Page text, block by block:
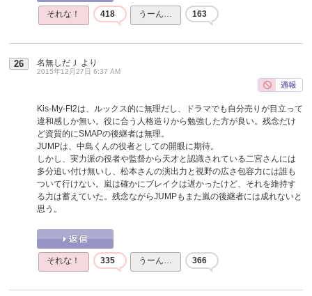
それな！ 418 うーん… 163
26 名無しだＪ より
2015年12月27日 6:37 AM
Kis-My-Ft2は、ルックス的に無理だし、ドラマでも自分売りが目立って
違和感しか無い。役に合う人格造りから勉強した方が良い。残念だけ
ど資質的にSMAPの後継者は無理。
JUMPは、中島くんの役者としての開眼に期待。
しかし、実力派の役者や監督から天才と認識されている二宮さんには
多分追い付け無いし、松本さんの演出力と視野の広さ包容力には誰も
ついて行けない。嵐は確かにブレイクは遅かったけど、それを維持す
る力は蓄えていた。残念ながらJUMPもまた嵐の後継者には成れないと
思う。
それな！ 335 うーん… 366